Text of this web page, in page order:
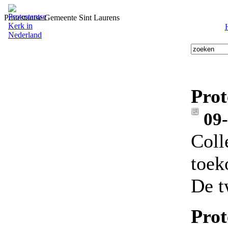
Protestantse Gemeente Sint Laurens
De